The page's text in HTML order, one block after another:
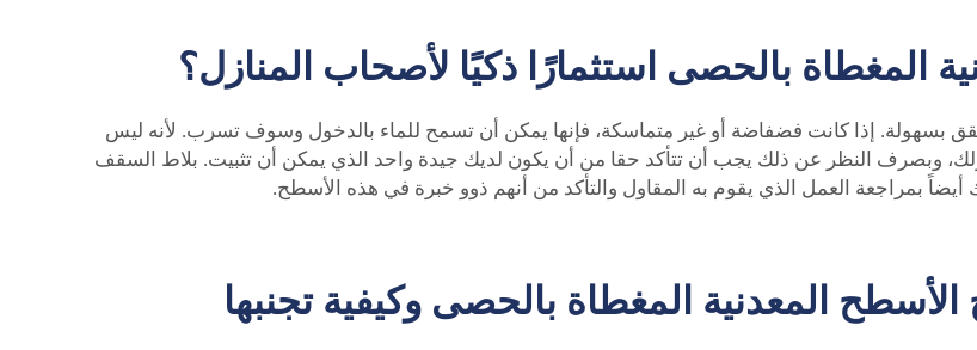
المغطاة بالحصى استثمارًا ذكيًا لأصحاب المنازل؟
بسهولة. إذا كانت فضفاضة أو غير متماسكة، فإنها يمكن أن تسمح للماء بالدخول وسوف تسرب. لأنه ليس
وبصرف النظر عن ذلك يجب أن تتأكد حقا من أن يكون لديك جيدة واحد الذي يمكن أن تثبيت. بلاط السقف
بمراجعة العمل الذي يقوم به المقاول والتأكد من أنهم ذوو خبرة في هذه الأسطح.
المعدنية المغطاة بالحصى وكيفية تجنبها